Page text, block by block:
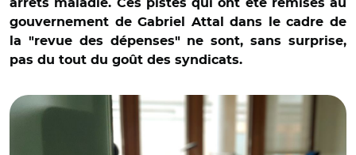
arrêts maladie. Ces pistes qui ont été remises au
gouvernement de Gabriel Attal dans le cadre de
la "revue des dépenses" ne sont, sans surprise,
pas du tout du goût des syndicats.